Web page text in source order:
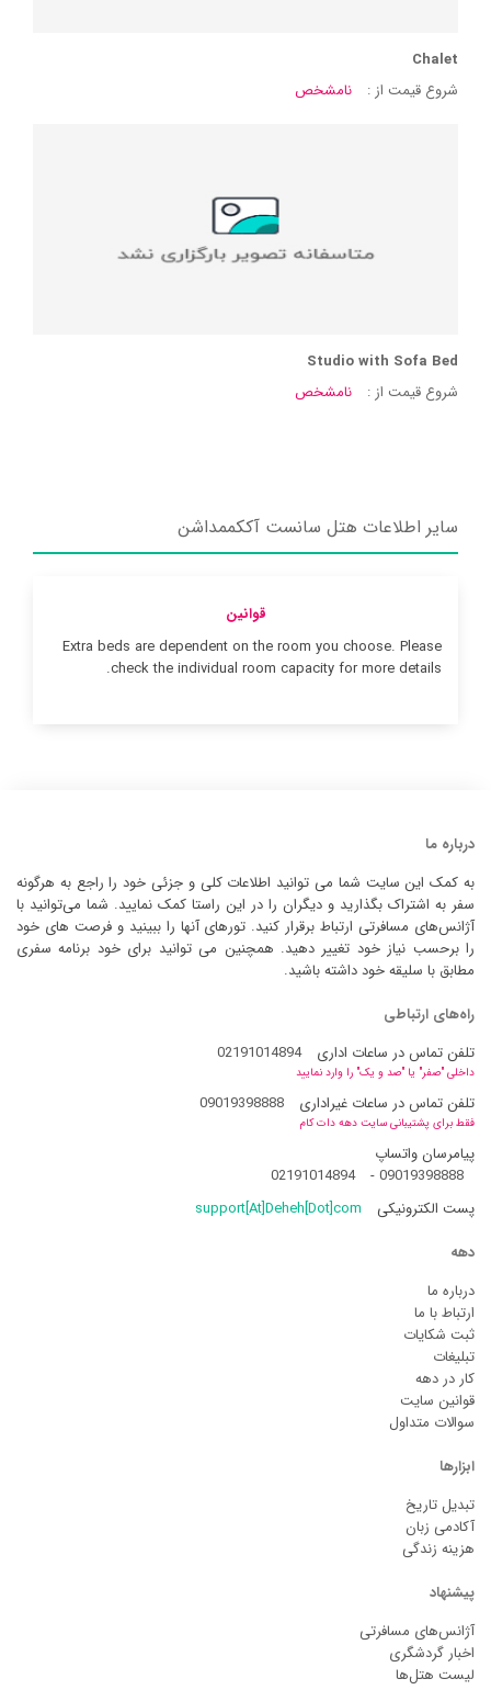
Chalet
شروع قیمت از :
نامشخص
Studio with Sofa Bed
شروع قیمت از :
نامشخص
سایر اطلاعات هتل سانست آککممداشن
قوانین
Extra beds are dependent on the room you choose. Please
check the individual room capacity for more details.
درباره ما
به کمک این سایت شما می توانید اطلاعات کلی و جزئی خود را راجع به هرگونه
سفر به اشتراک بگذارید و دیگران را در این راستا کمک نمایید. شما می‌توانید با
آژانس‌های مسافرتی ارتباط برقرار کنید. تورهای آنها را ببینید و فرصت های خود
را برحسب نیاز خود تغییر دهید. همچنین می توانید برای خود برنامه سفری
مطابق با سلیقه خود داشته باشید.
راه‌های ارتباطی
تلفن تماس در ساعات اداری
02191014894
داخلی "صفر" یا "صد و یک" را وارد نمایید
تلفن تماس در ساعات غیراداری 09019398888
فقط برای پشتیبانی سایت دهه دات کام
پیامرسان واتساپ
09019398888
-
02191014894
پست الکترونیکی
support[At]Deheh[Dot]com
دهه
درباره ما
ارتباط با ما
ثبت شکایات
تبلیغات
کار در دهه
قوانین سایت
سوالات متداول
ابزارها
تبدیل تاریخ
آکادمی زبان
هزینه زندگی
پیشنهاد
آژانس‌های مسافرتی
اخبار گردشگری
لیست هتل‌ها